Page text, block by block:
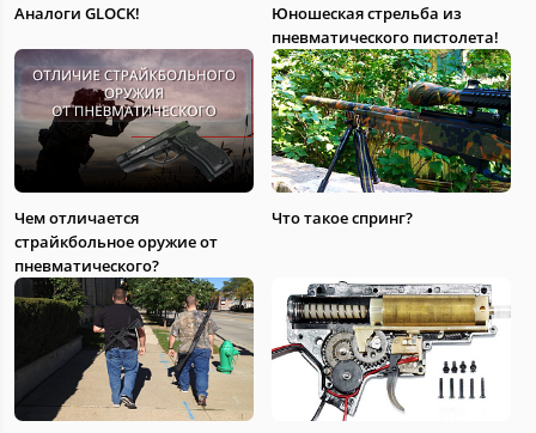
Аналоги GLOCK!
Юношеская стрельба из
пневматического пистолета!
Чем отличается
страйкбольное оружие от
пневматического?
Что такое спринг?